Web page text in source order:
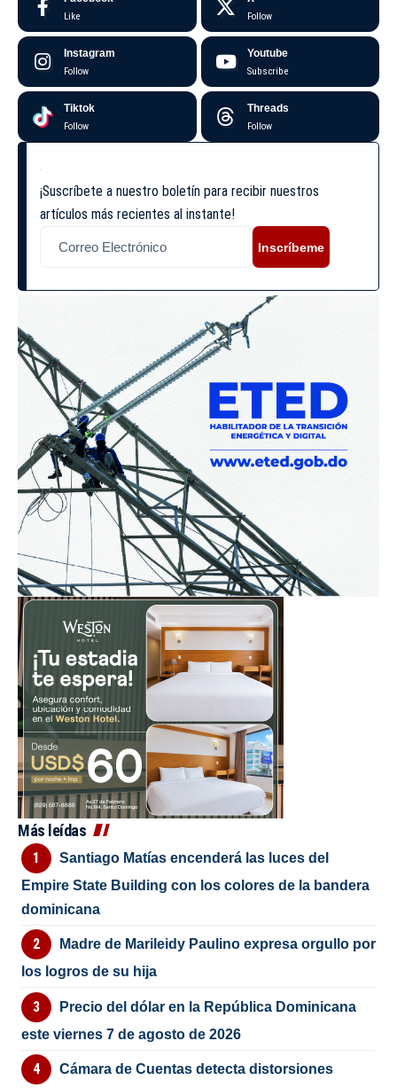
Like Follow
Instagram
Follow
Youtube
Subscribe
Tiktok
Follow
Threads
Follow
¡Suscríbete a nuestro boletín para recibir nuestros
artículos más recientes al instante!
Inscríbeme
Más leídas
Santiago Matías encenderá las luces del
Empire State Building con los colores de la bandera
dominicana
Madre de Marileidy Paulino expresa orgullo por
los logros de su hija
Precio del dólar en la República Dominicana
este viernes 7 de agosto de 2026
Cámara de Cuentas detecta distorsiones